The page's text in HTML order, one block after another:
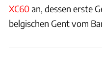
XC60an, dessen erste
belgischen Gent vom